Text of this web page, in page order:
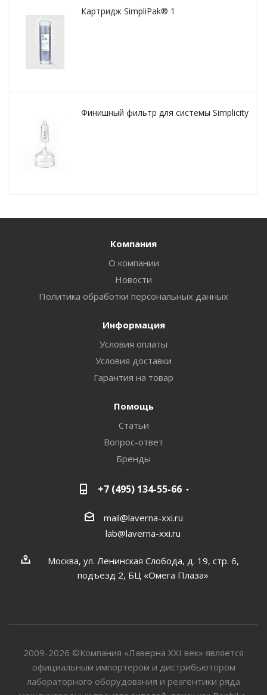
Картридж SimpliPak® 1
Финишный фильтр для системы Simplicity
Компания
О компании
Новости
Политика обработки персональных данных
Информация
Условия оплаты
Условия доставки
Гарантия на товар
Помощь
Статьи
Вопрос-ответ
Бренды
+7 (495) 134-55-66
mail@laverna-xxi.ru
lab@laverna-xxi.ru
Москва, ул. Ленинская Слобода, д. 19, стр. 6,
подъезд 2, БЦ «Омега Плаза»
2009-2026 ©Компания «Лаверна XXI век» является
официальным импортером и дистрибьютором
лабораторного оборудования и реагентики ряда